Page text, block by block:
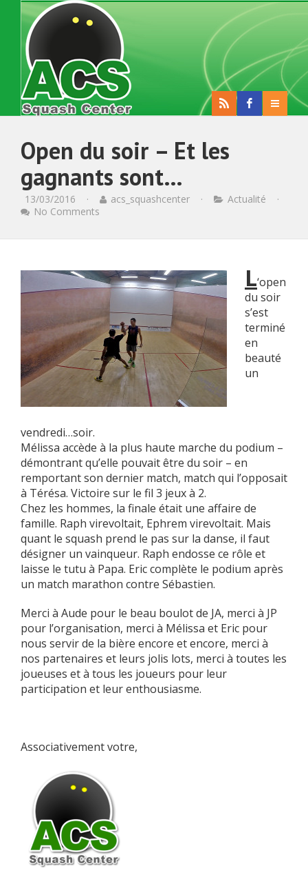
Open du soir – Et les
gagnants sont…
13/03/2016 · acs_squashcenter · Actualité
·
No Comments
L‘open
du soir
s’est
terminé
en
beauté
un
vendredi…soir.
Mélissa accède à la plus haute marche du podium –
démontrant qu’elle pouvait être du soir – en
remportant son dernier match, match qui l’opposait
à Térésa. Victoire sur le fil 3 jeux à 2.
Chez les hommes, la finale était une affaire de
famille. Raph virevoltait, Ephrem virevoltait. Mais
quant le squash prend le pas sur la danse, il faut
désigner un vainqueur. Raph endosse ce rôle et
laisse le tutu à Papa. Eric complète le podium après
un match marathon contre Sébastien.
Merci à Aude pour le beau boulot de JA, merci à JP
pour l’organisation, merci à Mélissa et Eric pour
nous servir de la bière encore et encore, merci à
nos partenaires et leurs jolis lots, merci à toutes les
joueuses et à tous les joueurs pour leur
participation et leur enthousiasme.
Associativement votre,